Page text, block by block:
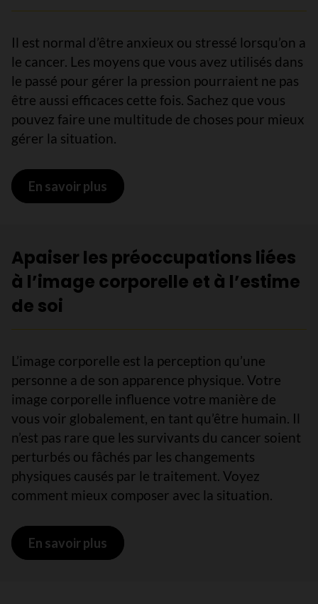
Il est normal d’être anxieux ou stressé lorsqu’on a
le cancer. Les moyens que vous avez utilisés dans
le passé pour gérer la pression pourraient ne pas
être aussi efficaces cette fois. Sachez que vous
pouvez faire une multitude de choses pour mieux
gérer la situation.
En savoir plus sur Composer avec l’anxiété et le
Apaiser les préoccupations liées
à l’image corporelle et à l’estime
de soi
L’image corporelle est la perception qu’une
personne a de son apparence physique. Votre
image corporelle influence votre manière de
vous voir globalement, en tant qu’être humain. Il
n’est pas rare que les survivants du cancer soient
perturbés ou fâchés par les changements
physiques causés par le traitement. Voyez
comment mieux composer avec la situation.
En savoir plus sur Apaiser les préoccupations